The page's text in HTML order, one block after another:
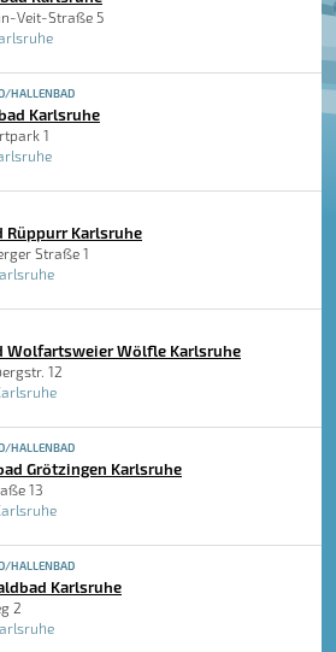
Veit-Straße 5
HALLENBAD
Karlsruhe
1
Rüppurr Karlsruhe
Straße 1
Wolfartsweier Wölfle Karlsruhe
12
HALLENBAD
Grötzingen Karlsruhe
13
HALLENBAD
Karlsruhe
2